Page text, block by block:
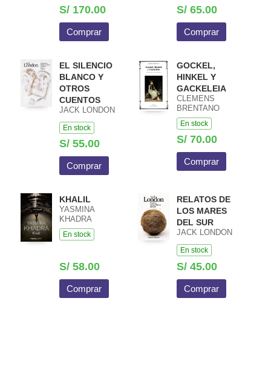
S/ 170.00
Comprar
S/ 65.00
Comprar
EL SILENCIO
BLANCO Y
OTROS
CUENTOS
JACK LONDON
En stock
S/ 55.00
Comprar
GOCKEL,
HINKEL Y
GACKELEIA
CLEMENS
BRENTANO
En stock
S/ 70.00
Comprar
KHALIL
YASMINA
KHADRA
En stock
S/ 58.00
Comprar
RELATOS DE
LOS MARES
DEL SUR
JACK LONDON
En stock
S/ 45.00
Comprar